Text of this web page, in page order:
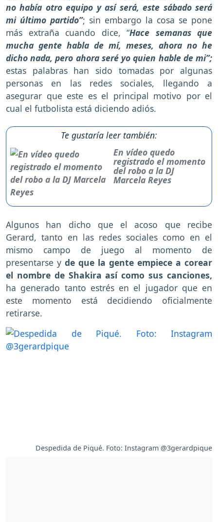
no había otro equipo y así será, este sábado será
mi último partido”; sin embargo la cosa se pone
más extraña cuando dice, “Hace semanas que
mucha gente habla de mí, meses, ahora no he
dicho nada, pero ahora seré yo quien hable de mi”;
estas palabras han sido tomadas por algunas
personas en las redes sociales, llegando a
asegurar que este es el principal motivo por el
cual el futbolista está diciendo adiós.
Te gustaría leer también:
En vídeo quedo
registrado el momento
del robo a la DJ
Marcela Reyes
Algunos han dicho que el acoso que recibe
Gerard, tanto en las redes sociales como en el
mismo campo de juego al momento de
presentarse y de que la gente empiece a corear
el nombre de Shakira así como sus canciones,
ha generado tanto estrés en el jugador que en
este momento está decidiendo oficialmente
retirarse.
Despedida de Piqué. Foto: Instagram @3gerardpique